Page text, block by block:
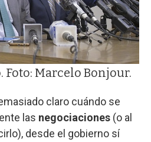
Marcelo Bonjour.
claro cuándo se
las negociaciones (o al
desde el gobierno sí